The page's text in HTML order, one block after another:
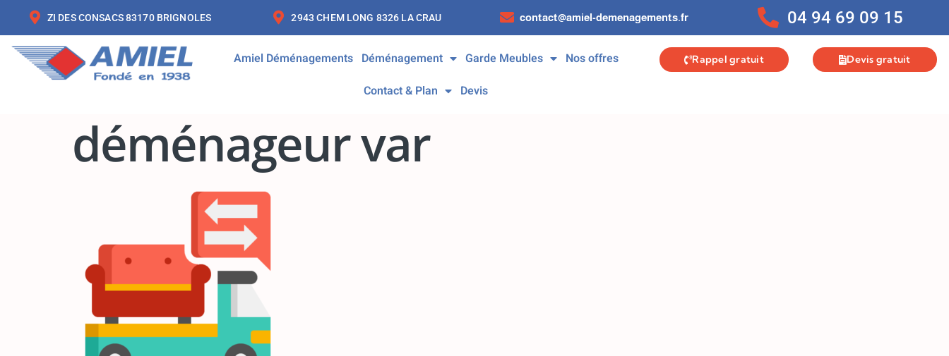
ZI DES CONSACS 83170 BRIGNOLES 2943 CHEM LONG 8326 LA CRAU contact@amiel-demenagements.fr 04 94 69 09 15
Amiel Déménagements Déménagement Garde Meubles
Nos offres
Contact & Plan
Devis
Rappel gratuit Devis gratuit
déménageur var